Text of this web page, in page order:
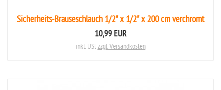
Sicherheits-Brauseschlauch 1/2" x 1/2" x 200 cm verchromt
10,99 EUR
inkl. UStzzgl. Versandkosten